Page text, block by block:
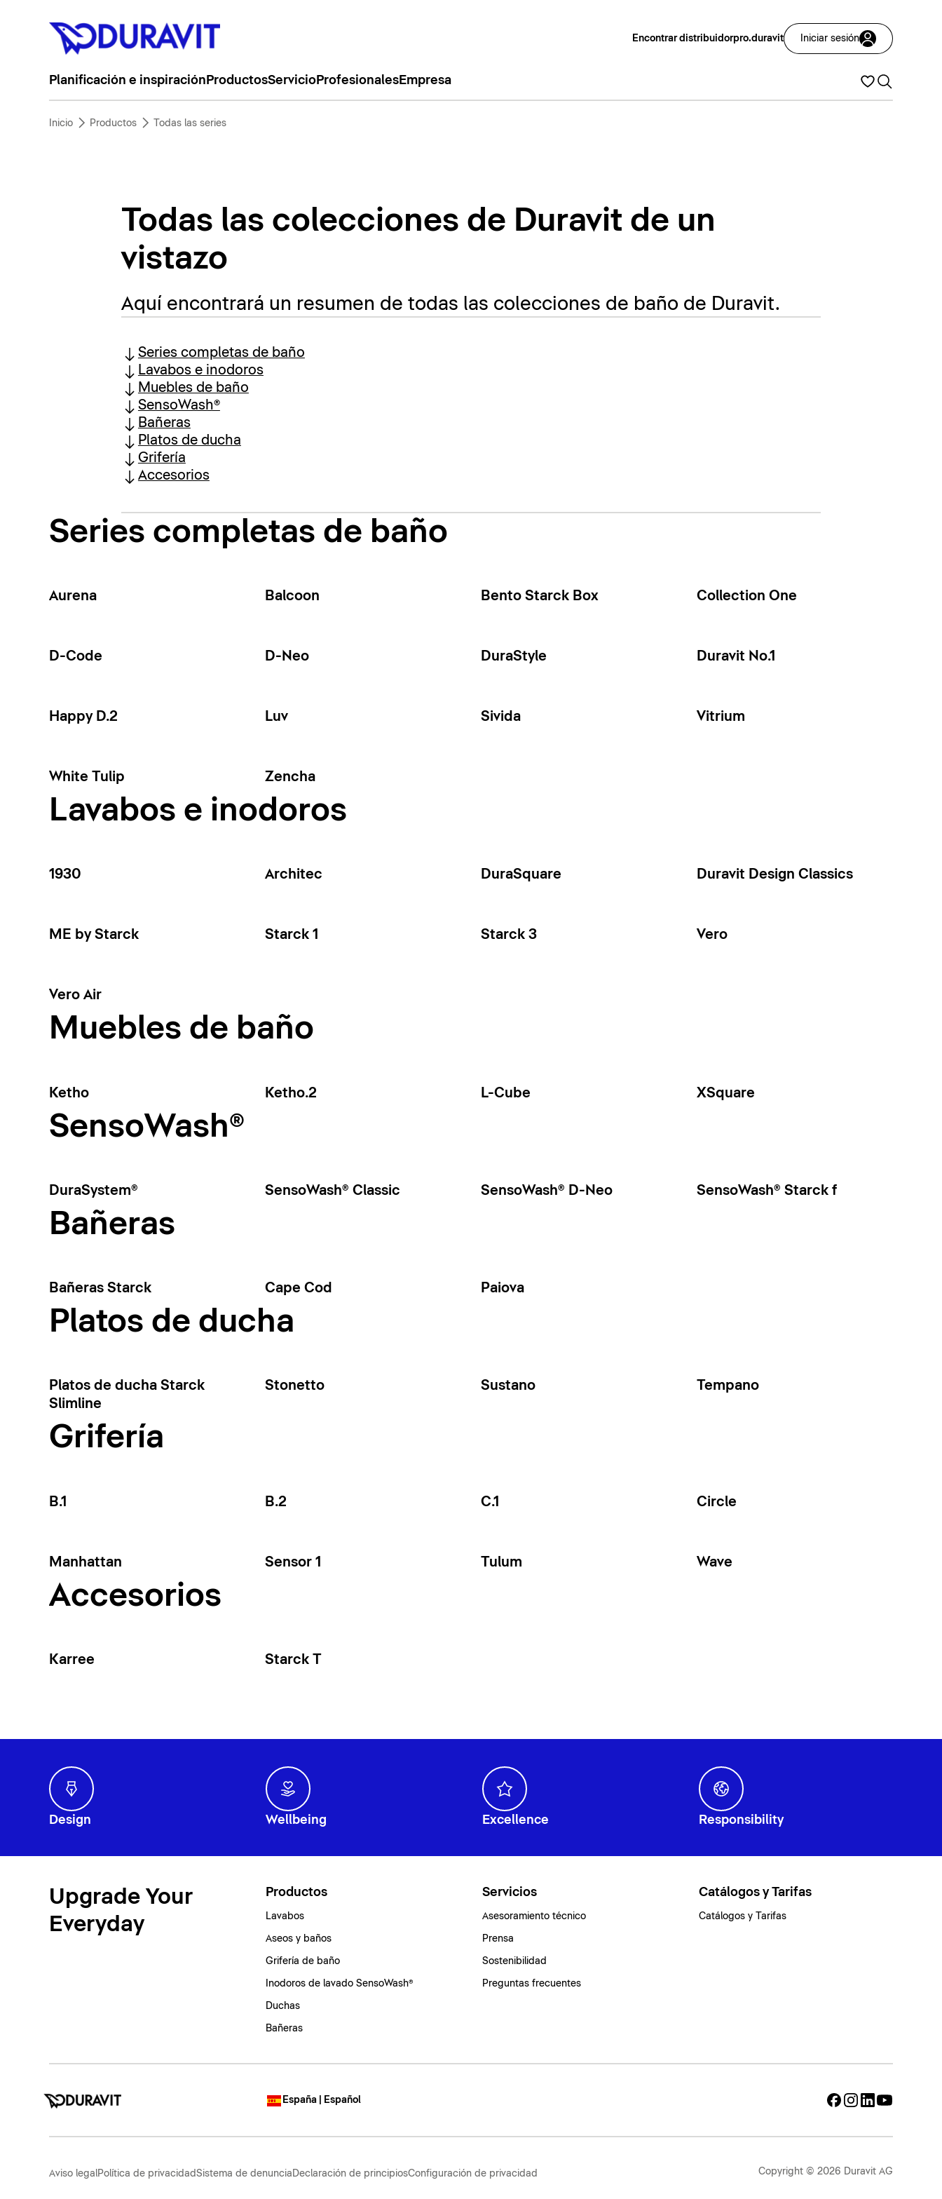
Encontrar distribuidorpro.duravit Iniciar sesión
Planificación e inspiración ProductosServicioProfesionalesEmpresa
Inicio Productos Todas las series
Todas las colecciones de Duravit de un
vistazo
Aquí encontrará un resumen de todas las colecciones de baño de Duravit.
Series completas de baño
Lavabos e inodoros
Muebles de baño
SensoWash®
Bañeras
Platos de ducha
Grifería
Accesorios
Series completas de baño
Aurena Balcoon Bento Starck Box Collection One
D-Code D-Neo DuraStyle Duravit No.1
Happy D.2 Luv Sivida Vitrium
White Tulip Zencha
Lavabos e inodoros
1930 Architec DuraSquare Duravit Design Classics
ME by Starck Starck 1 Starck 3 Vero
Vero Air
Muebles de baño
Ketho Ketho.2 L-Cube XSquare
SensoWash®
DuraSystem® SensoWash® Classic SensoWash® D-Neo SensoWash® Starck f
Bañeras
Bañeras Starck Cape Cod Paiova
Platos de ducha
Platos de ducha Starck
Slimline
Stonetto Sustano Tempano
Grifería
B.1 B.2 C.1 Circle
Manhattan Sensor 1 Tulum Wave
Accesorios
Karree Starck T
Design Wellbeing Excellence Responsibility
Upgrade Your
Everyday
Productos
Lavabos
Aseos y baños
Grifería de baño
Inodoros de lavado SensoWash®
Duchas
Bañeras
Servicios
Asesoramiento técnico
Prensa
Sostenibilidad
Preguntas frecuentes
Catálogos y Tarifas
Catálogos y Tarifas
España | Español
Aviso legalPolítica de privacidadSistema de denuncia Declaración de principiosConfiguración de privacidad Copyright © 2026 Duravit AG